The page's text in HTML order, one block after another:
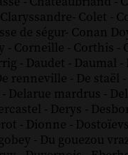
Claryssandre- Colet -
de ségur- Conan
- Corneille - Corthis -
- Daudet - Daumal -
renneville - De staël -
- Delarue mardrus -
- Derys -
- Dionne -
- Du gouezou